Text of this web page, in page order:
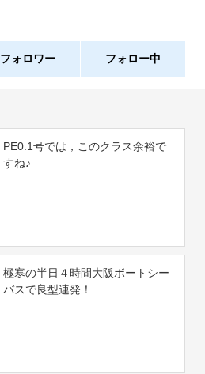
7件
フォロワー 0人
フォロー中
PE0.1号では，このクラス余裕で
すね♪
極寒の半日４時間大阪ボートシー
バスで良型連発！